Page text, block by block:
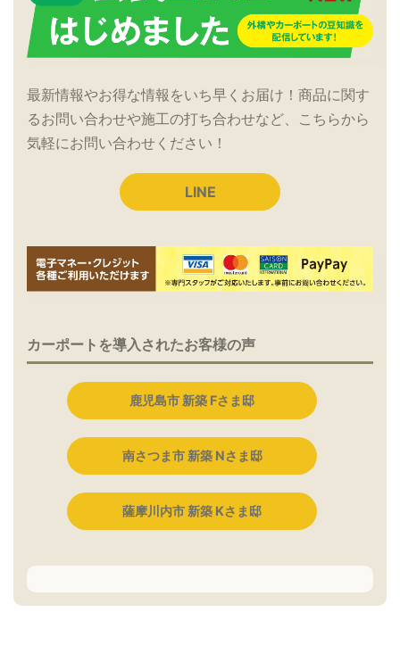
最新情報やお得な情報をいち早くお届け！商品に関す
るお問い合わせや施工の打ち合わせなど、こちらから
気軽にお問い合わせください！
LINE
カーポートを導入されたお客様の声
鹿児島市 新築 Fさま邸
南さつま市 新築 Nさま邸
薩摩川内市 新築 Kさま邸